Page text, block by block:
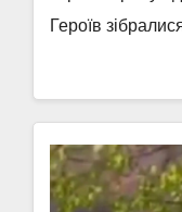
Героїв